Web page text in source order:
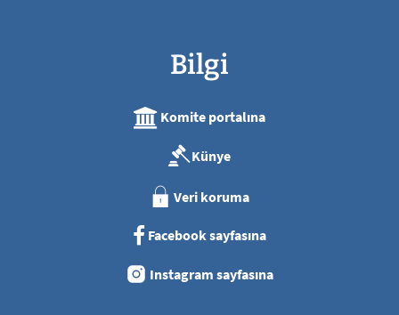
Bilgi
Komite portalına
Künye
Veri koruma
Facebook sayfasına
Instagram sayfasına